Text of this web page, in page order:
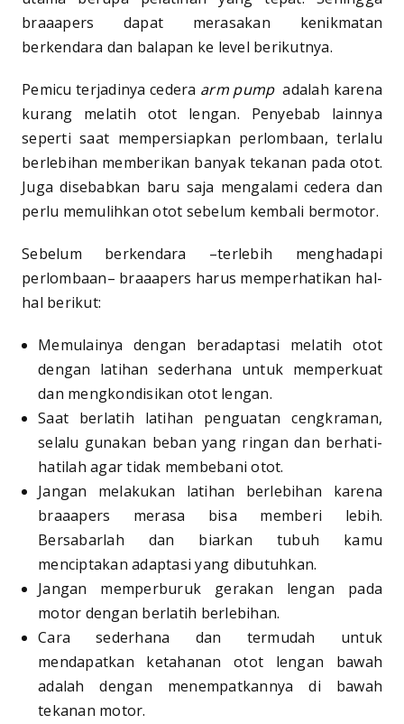
braaapers dapat merasakan kenikmatan
berkendara dan balapan ke level berikutnya.
Pemicu terjadinya cedera arm pumpadalah karena
kurang melatih otot lengan. Penyebab lainnya
seperti saat mempersiapkan perlombaan, terlalu
berlebihan memberikan banyak tekanan pada otot.
Juga disebabkan baru saja mengalami cedera dan
perlu memulihkan otot sebelum kembali bermotor.
Sebelum berkendara –terlebih menghadapi
perlombaan– braaapers harus memperhatikan hal-
hal berikut:
Memulainya dengan beradaptasi melatih otot
dengan latihan sederhana untuk memperkuat
dan mengkondisikan otot lengan.
Saat berlatih latihan penguatan cengkraman,
selalu gunakan beban yang ringan dan berhati-
hatilah agar tidak membebani otot.
Jangan melakukan latihan berlebihan karena
braaapers merasa bisa memberi lebih.
Bersabarlah dan biarkan tubuh kamu
menciptakan adaptasi yang dibutuhkan.
Jangan memperburuk gerakan lengan pada
motor dengan berlatih berlebihan.
Cara sederhana dan termudah untuk
mendapatkan ketahanan otot lengan bawah
adalah dengan menempatkannya di bawah
tekanan motor.